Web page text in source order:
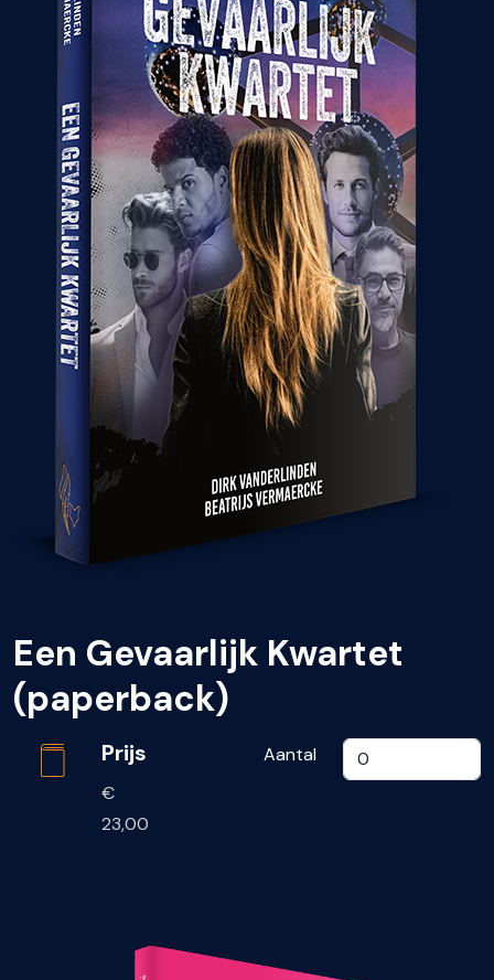
Een Gevaarlijk Kwartet
(paperback)
Prijs
€
23,00
Aantal